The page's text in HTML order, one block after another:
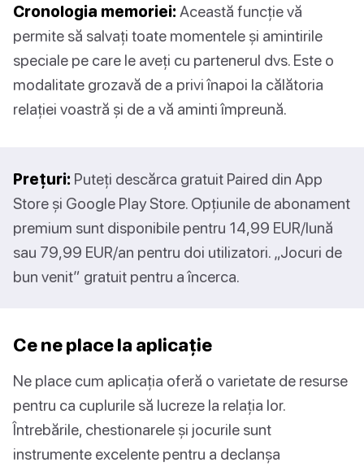
Cronologia memoriei: Această funcție vă
permite să salvați toate momentele și amintirile
speciale pe care le aveți cu partenerul dvs. Este o
modalitate grozavă de a privi înapoi la călătoria
relației voastră și de a vă aminti împreună.
Prețuri: Puteți descărca gratuit Paired din App
Store și Google Play Store. Opțiunile de abonament
premium sunt disponibile pentru 14,99 EUR/lună
sau 79,99 EUR/an pentru doi utilizatori. „Jocuri de
bun venit” gratuit pentru a încerca.
Ce ne place la aplicație
Ne place cum aplicația oferă o varietate de resurse
pentru ca cuplurile să lucreze la relația lor.
Întrebările, chestionarele și jocurile sunt
instrumente excelente pentru a declanșa